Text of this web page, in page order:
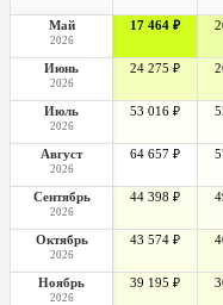
Май
2026
17 464 ₽
Июнь
2026
24 275 ₽
Июль
2026
53 016 ₽
Август
2026
64 657 ₽
Сентябрь
2026
44 398 ₽
Октябрь
2026
43 574 ₽
Ноябрь
2026
39 195 ₽